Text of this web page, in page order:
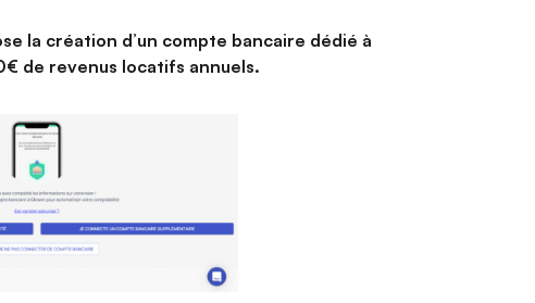
la création d’un compte bancaire dédié à
de revenus locatifs annuels.